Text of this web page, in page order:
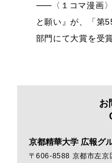
⸺〈１コマ漫画〉
と願い』が、「第
部門にて大賞を受
お
京都精華大学 広報グ
〒606-8588 京都市左京